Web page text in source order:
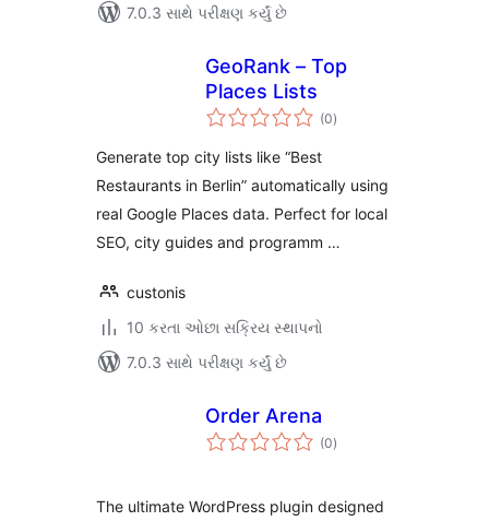
7.0.3 સાથે પરીક્ષણ કર્યું છે
GeoRank – Top
Places Lists
(0કુલ
રેટિંગ્સ
)
Generate top city lists like “Best
Restaurants in Berlin” automatically using
real Google Places data. Perfect for local
SEO, city guides and programm …
custonis
10 કરતા ઓછા સક્રિય સ્થાપનો
7.0.3 સાથે પરીક્ષણ કર્યું છે
Order Arena
(0કુલ
રેટિંગ્સ
)
The ultimate WordPress plugin designed